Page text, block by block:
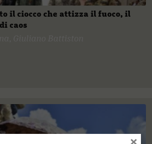
il ciocco che attizza il fuoco, il
caos